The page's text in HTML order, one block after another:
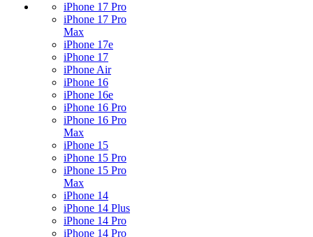
iPhone 17 Pro
iPhone 17 Pro
Max
iPhone 17e
iPhone 17
iPhone Air
iPhone 16
iPhone 16e
iPhone 16 Pro
iPhone 16 Pro
Max
iPhone 15
iPhone 15 Pro
iPhone 15 Pro
Max
iPhone 14
iPhone 14 Plus
iPhone 14 Pro
iPhone 14 Pro